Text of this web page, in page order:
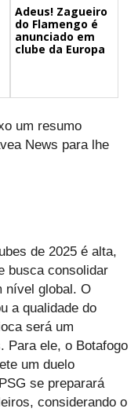
Adeus! Zagueiro
do Flamengo é
anunciado em
clube da Europa
um resumo
News para lhe
de 2025 é alta,
busca consolidar
nível global. O
a qualidade do
será um
Para ele, o Botafogo
um duelo
se preparará
considerando o